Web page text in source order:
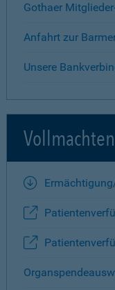
Gothaer
Anfahrt zur
Unsere